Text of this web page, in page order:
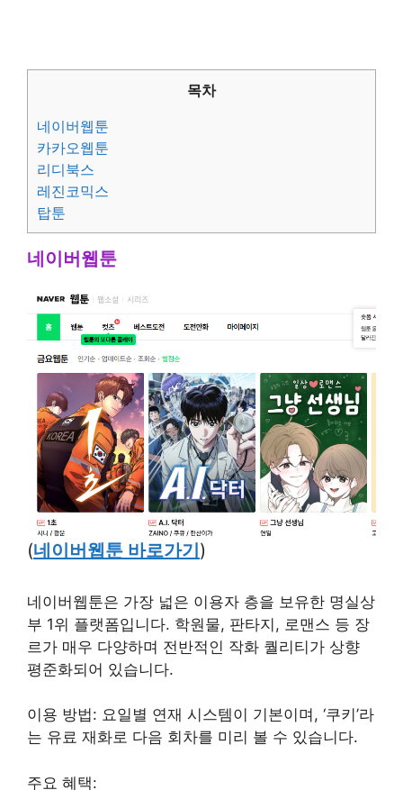
목차
네이버웹툰
카카오웹툰
리디북스
레진코믹스
탑툰
네이버웹툰
(네이버웹툰 바로가기)
네이버웹툰은 가장 넓은 이용자 층을 보유한 명실상
부 1위 플랫폼입니다. 학원물, 판타지, 로맨스 등 장
르가 매우 다양하며 전반적인 작화 퀄리티가 상향
평준화되어 있습니다.
이용 방법: 요일별 연재 시스템이 기본이며, ‘쿠키’라
는 유료 재화로 다음 회차를 미리 볼 수 있습니다.
주요 혜택: